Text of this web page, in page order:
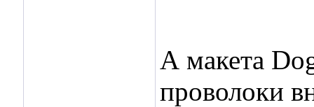
А макета
проволоки